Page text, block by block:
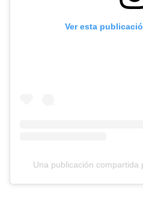
Ver esta
Una publicación compartida